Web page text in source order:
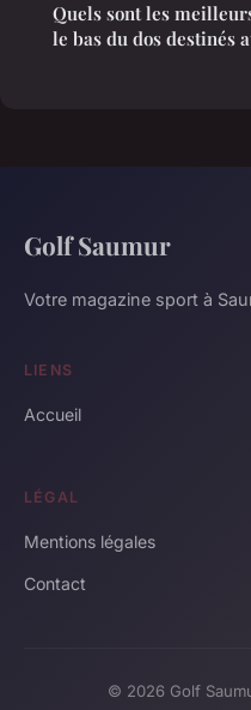
Quels sont les
le bas du dos destinés
Golf Saumur
Votre magazine sport à
LIENS
Accueil
LÉGAL
Mentions légales
Contact
© 2026 Golf